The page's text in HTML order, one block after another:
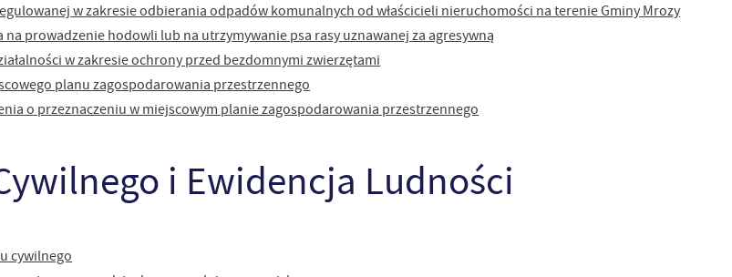
w zakresie odbierania odpadów komunalnych od właścicieli nieruchomości na terenie Gminy Mrozy
prowadzenie hodowli lub na utrzymywanie psa rasy uznawanej za agresywną
w zakresie ochrony przed bezdomnymi zwierzętami
planu zagospodarowania przestrzennego
o przeznaczeniu w miejscowym planie zagospodarowania przestrzennego
i Ewidencja Ludności
cywilnego
Możesz zmienić ustawienia cookies lub zaakceptować je
momencie możesz dokonać zmiany swoich ustawień.
służą do prawidłowego funkcjonowania strony internetowej i
korzystanie z oferowanych przez nas usług.